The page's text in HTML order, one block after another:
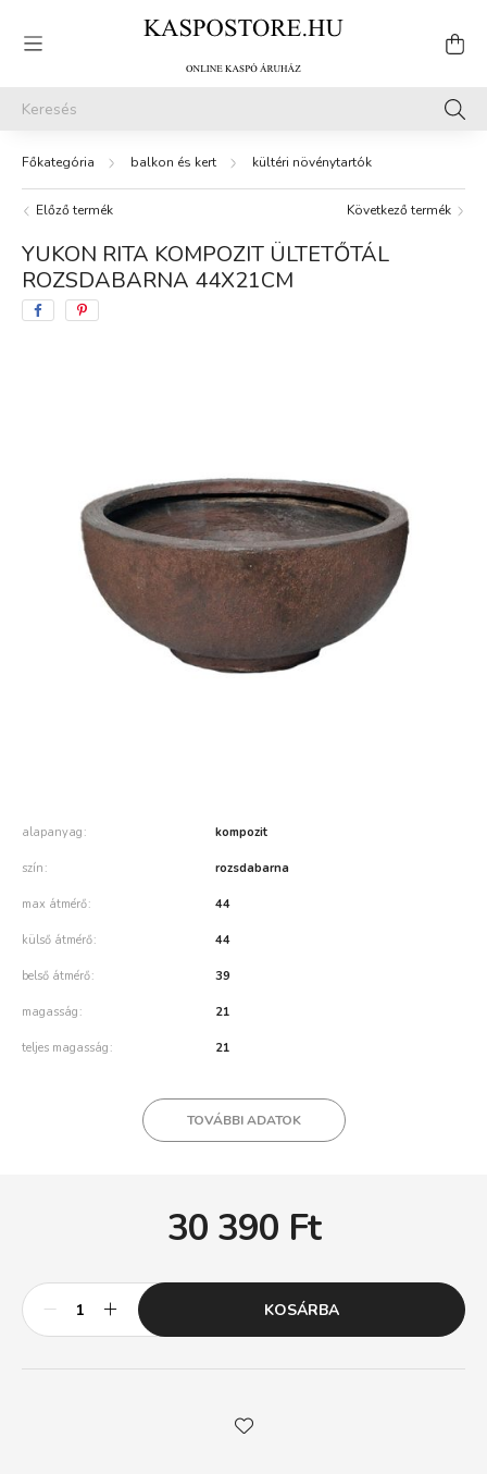
balkon és kert kültéri növénytartók
Előző termék Következő termék
YUKON RITA KOMPOZIT ÜLTETŐTÁL
ROZSDABARNA 44X21CM
alapanyag kompozit
szín rozsdabarna
max átmérő 44
külső átmérő 44
belső átmérő 39
magasság 21
teljes magasság 21
TOVÁBBI ADATOK
30 390 Ft
KOSÁRBA